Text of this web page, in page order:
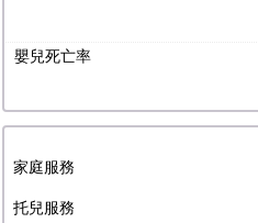
嬰兒死亡率
家庭服務
托兒服務